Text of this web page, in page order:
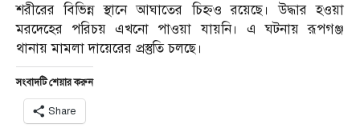
শরীরের বিভিন্ন স্থানে আঘাতের চিহ্নও রয়েছে। উদ্ধার হওয়া
মরদেহের পরিচয় এখনো পাওয়া যায়নি। এ ঘটনায় রূপগঞ্জ
থানায় মামলা দায়েরের প্রস্তুতি চলছে।
সংবাদটি শেয়ার করুন
Share